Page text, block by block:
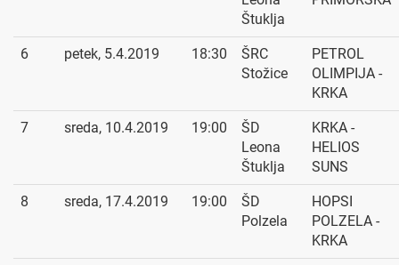
Štuklja
6 petek, 5.4.2019 18:30
ŠRC
Stožice
PETROL
OLIMPIJA -
KRKA
7 sreda, 10.4.2019 19:00
ŠD
Leona
Štuklja
KRKA -
HELIOS
SUNS
8 sreda, 17.4.2019 19:00
ŠD
Polzela
HOPSI
POLZELA -
KRKA